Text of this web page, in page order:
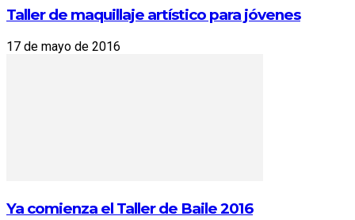
Taller de maquillaje artístico para jóvenes
17 de mayo de 2016
Ya comienza el Taller de Baile 2016